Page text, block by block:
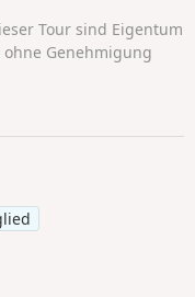
Tour sind Eigentum
Genehmigung